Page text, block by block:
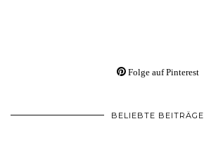
Folge auf Pinterest
BELIEBTE BEITRÄGE